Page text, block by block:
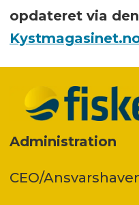
opdateret via
Administration
CEO/